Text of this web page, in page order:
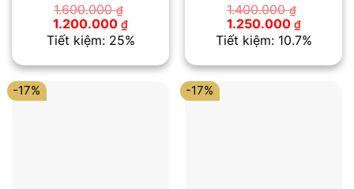
1.600.000₫
Giá
gốc
là:
1.200.000 ₫Giá
hiện
tại
1.200.000 ₫.
Tiết kiệm: 25%
1.400.000₫
Giá
gốc
là:
1.250.000 ₫Giá
hiện
tại
Tiết kiệm: 10.7%
-17% -17%